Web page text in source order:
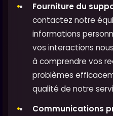
Fourniture du
contactez notre
informations
vos interactions
à comprendre vos
problèmes
qualité de notre
Communications